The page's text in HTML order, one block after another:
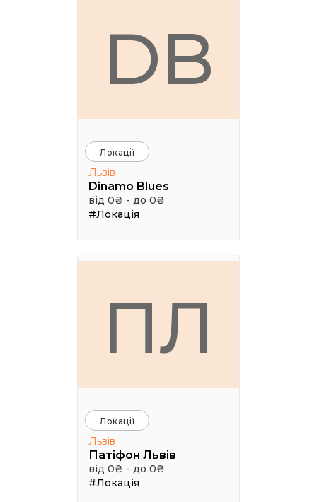
DB
Локації
Львів
Dinamo Blues
від 0₴ - до 0₴
#Локація
ПЛ
Локації
Львів
Патіфон Львів
від 0₴ - до 0₴
#Локація